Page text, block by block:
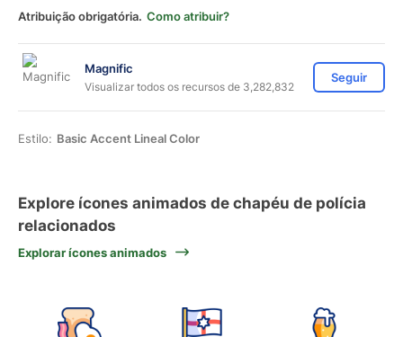
Atribuição obrigatória. Como atribuir?
Magnific
Visualizar todos os recursos de 3,282,832
Seguir
Estilo: Basic Accent Lineal Color
Explore ícones animados de chapéu de polícia
relacionados
Explorar ícones animados